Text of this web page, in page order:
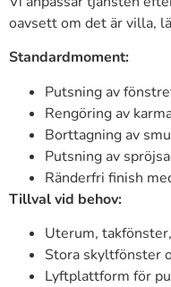
oavsett om det är villa,
Standardmoment:
Putsning av
Rengöring av
Borttagning av
Putsning av
Ränderfri finish
Tillval vid behov:
Uterum,
Stora skyltfönster
Lyftplattform för